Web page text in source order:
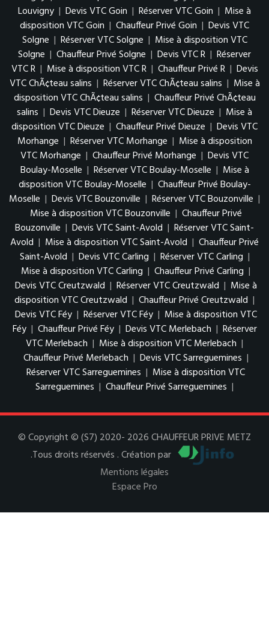
Louvigny | Devis VTC Goin | Réserver VTC Goin | Mise à
disposition VTC Goin | Chauffeur Privé Goin | Devis VTC
Solgne | Réserver VTC Solgne | Mise à disposition VTC
Solgne | Chauffeur Privé Solgne | Devis VTC R | Réserver
VTC R | Mise à disposition VTC R | Chauffeur Privé R | Devis
VTC ChÃ¢teau salins | Réserver VTC ChÃ¢teau salins | Mise à
disposition VTC ChÃ¢teau salins | Chauffeur Privé ChÃ¢teau
salins | Devis VTC Dieuze | Réserver VTC Dieuze | Mise à
disposition VTC Dieuze | Chauffeur Privé Dieuze | Devis VTC
Morhange | Réserver VTC Morhange | Mise à disposition
VTC Morhange | Chauffeur Privé Morhange | Devis VTC
Boulay-Moselle | Réserver VTC Boulay-Moselle | Mise à
disposition VTC Boulay-Moselle | Chauffeur Privé Boulay-
Moselle | Devis VTC Bouzonville | Réserver VTC Bouzonville |
Mise à disposition VTC Bouzonville | Chauffeur Privé
Bouzonville | Devis VTC Saint-Avold | Réserver VTC Saint-
Avold | Mise à disposition VTC Saint-Avold | Chauffeur Privé
Saint-Avold | Devis VTC Carling | Réserver VTC Carling |
Mise à disposition VTC Carling | Chauffeur Privé Carling |
Devis VTC Creutzwald | Réserver VTC Creutzwald | Mise à
disposition VTC Creutzwald | Chauffeur Privé Creutzwald |
Devis VTC Féy | Réserver VTC Féy | Mise à disposition VTC
Féy | Chauffeur Privé Féy | Devis VTC Merlebach | Réserver
VTC Merlebach | Mise à disposition VTC Merlebach |
Chauffeur Privé Merlebach | Devis VTC Sarreguemines |
Réserver VTC Sarreguemines | Mise à disposition VTC
Sarreguemines | Chauffeur Privé Sarreguemines |
© Copyright © (S7) 2020- 2026 CHAUFFEUR PRIVE METZ
.Tous droits réservés . Création par
Mentions légales
Espace Pro